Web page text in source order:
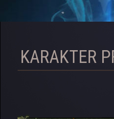
KARAKTER